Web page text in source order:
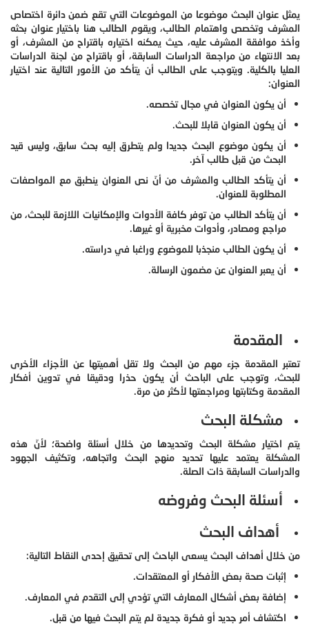
يمثل عنوان البحث موضوعا من الموضوعات التي تقع ضمن دائرة اختصاص
المشرف وتخصص واهتمام الطالب، ويقوم الطالب هنا باختيار عنوان بحثه
وأخذ موافقة المشرف عليه، حيث يمكنه اختياره باقتراح من المشرف، أو
بعد الانتهاء من مراجعة الدراسات السابقة، أو باقتراح من لجنة الدراسات
العليا بالكلية. ويتوجب على الطالب أن يتأكد من الأمور التالية عند اختيار
العنوان:
أن يكون العنوان في مجال تخصصه.
أن يكون العنوان قابلا للبحث.
أن يكون موضوع البحث جديدا ولم يتطرق إليه بحث سابق، وليس قيد
البحث من قبل طالب آخر.
أن يتأكد الطالب والمشرف من أنّ نص العنوان ينطبق مع المواصفات
المطلوبة للعنوان.
أن يتأكد الطالب من توفر كافة الأدوات والإمكانيات اللازمة للبحث، من
مراجع ومصادر، وأدوات مخبرية أو غيرها.
أن يكون الطالب منجذبا للموضوع وراغبا في دراسته.
أن يعبر العنوان عن مضمون الرسالة.
المقدمة
تعتبر المقدمة جزء مهم من البحث ولا تقل أهميتها عن الأجزاء الأخرى
للبحث، وتوجب على الباحث أن يكون حذرا ودقيقا في تدوين أفكار
المقدمة وكتابتها ومراجعتها لأكثر من مرة.
مشكلة البحث
يتم اختيار مشكلة البحث وتحديدها من خلال أسئلة واضحة؛ لأنّ هذه
المشكلة يعتمد عليها تحديد منهج البحث واتجاهه، وتكثيف الجهود
والدراسات السابقة ذات الصلة.
أسئلة البحث وفروضه
أهداف البحث
من خلال أهداف البحث يسعى الباحث إلى تحقيق إحدى النقاط التالية:
إثبات صحة بعض الأفكار أو المعتقدات.
إضافة بعض أشكال المعارف التي تؤدي إلى التقدم في المعارف.
اكتشاف أمر جديد أو فكرة جديدة لم يتم البحث فيها من قبل.